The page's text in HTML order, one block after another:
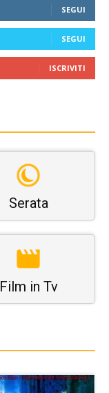
SEGUI
SEGUI
ISCRIVITI
Serata
Film in Tv